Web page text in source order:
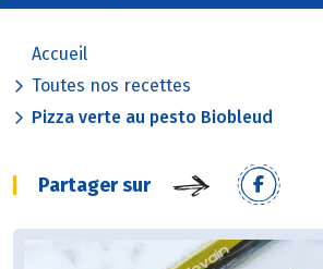
Accueil
Toutes nos recettes
Pizza verte au pesto Biobleud
Partager sur